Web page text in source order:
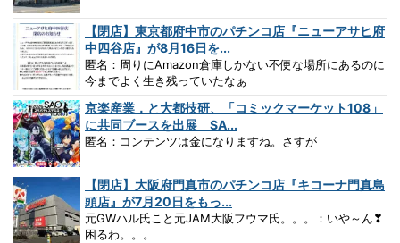
【閉店】東京都府中市のパチンコ店『ニューアサヒ府
中四谷店』が8月16日を...
匿名：周りにAmazon倉庫しかない不便な場所にあるのに
今までよく生き残っていたなぁ
京楽産業．と大都技研、「コミックマーケット108」
に共同ブースを出展 SA...
匿名：コンテンツは金になりますね。さすが
【閉店】大阪府門真市のパチンコ店『キコーナ門真島
頭店』が7月20日をもっ...
元GWハル氏こと元JAM大阪フウマ氏。。。：いや～ん❣
困るわ。。。